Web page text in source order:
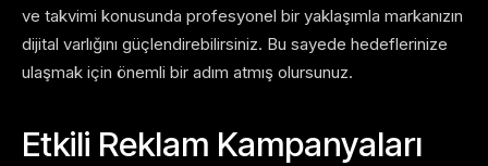
ve takvimi konusunda profesyonel bir yaklaşımla markanızın
dijital varlığını güçlendirebilirsiniz. Bu sayede hedeflerinize
ulaşmak için önemli bir adım atmış olursunuz.
Etkili Reklam Kampanyaları